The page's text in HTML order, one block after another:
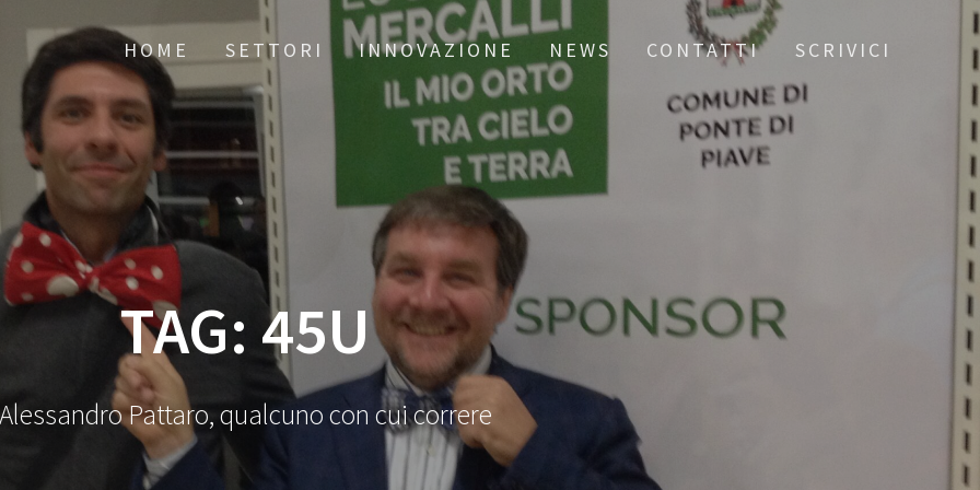
HOME SETTORI INNOVAZIONE NEWS CONTATTI SCRIVICI
TAG: 45U
Alessandro Pattaro, qualcuno con cui correre